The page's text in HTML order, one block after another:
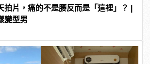
拍片，痛的不是腰反而是「這裡」？ |
變型男